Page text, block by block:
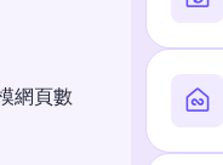
網頁數